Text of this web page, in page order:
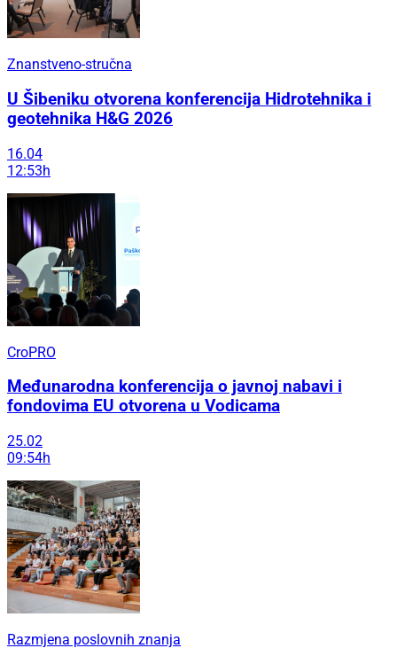
Znanstveno-stručna
U Šibeniku otvorena konferencija Hidrotehnika i
geotehnika H&G 2026
16.04
12:53h
CroPRO
Međunarodna konferencija o javnoj nabavi i
fondovima EU otvorena u Vodicama
25.02
09:54h
Razmjena poslovnih znanja